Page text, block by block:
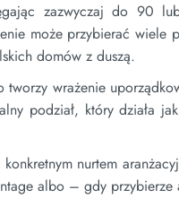
zazwyczaj do 90
może przybierać wiele
domów z duszą.
wrażenie
podział, który działa
nurtem
albo – gdy